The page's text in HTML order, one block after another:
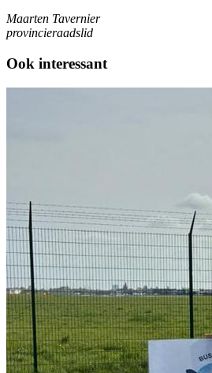
Maarten Tavernier
provincieraadslid
Ook interessant